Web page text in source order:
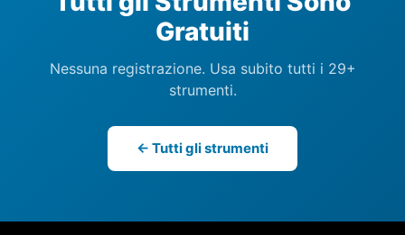
Gratuiti
Nessuna registrazione. Usa subito tutti i 29+
strumenti.
← Tutti gli strumenti